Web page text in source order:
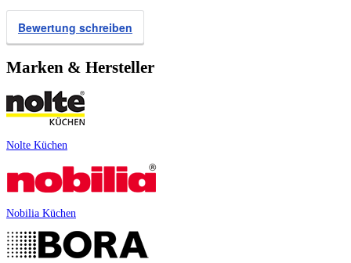
Bewertung schreiben
Marken & Hersteller
Nolte Küchen
Nobilia Küchen